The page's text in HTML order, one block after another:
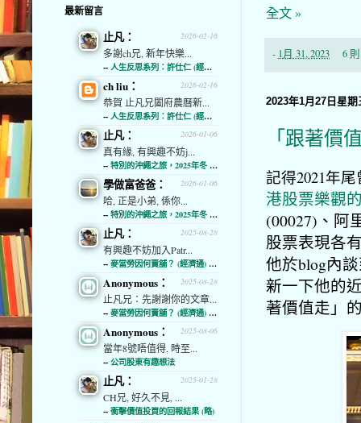
全文 »
- 1月 31, 2023 6
2023年1月27日星期
「跟著價
記得2021年
港股票樂觀
(00027)、阿
股票表現各
他於blog內
新一下他的
著價值走」
最新留言
2026-02-16
止凡：
多謝ch兄, 新年快樂...
-- 人生反思系列：許仕仁 (經濟通)
2026-02-16
ch liu：
恭賀 止凡兄闔府農曆新...
-- 人生反思系列：許仕仁 (經濟通)
2026-01-06
止凡：
真有緣, 有興趣不妨j...
-- 特別的沖繩之旅，2025年冬 (經濟通)
2026-01-06
學做富爸爸：
哈, 正是小弟, 係你...
-- 特別的沖繩之旅，2025年冬 (經濟通)
2025-08-28
止凡：
有興趣不妨加入Patr...
-- 麥當勞因何賣舖？ (經濟通) (略)
2025-08-28
Anonymous：
止凡兄：先謝謝你的文章...
-- 麥當勞因何賣舖？ (經濟通) (略)
2025-08-06
Anonymous：
當年8號唔值得, 時至...
-- 公司股東有趣想法
2025-01-28
止凡：
CH兄, 好久不見, ...
-- 衝擊價值投資的回報結果 (略)